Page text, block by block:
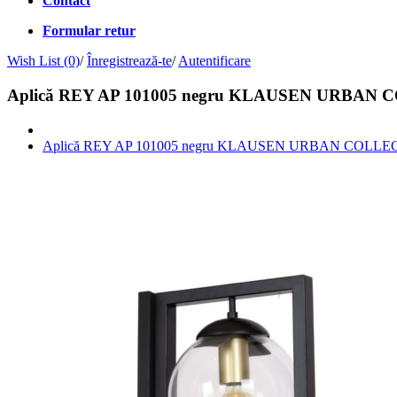
Formular retur
Wish List (0)/ Înregistrează-te/ Autentificare
Aplică REY AP 101005 negru KLAUSEN URBAN
Aplică REY AP 101005 negru KLAUSEN URBAN